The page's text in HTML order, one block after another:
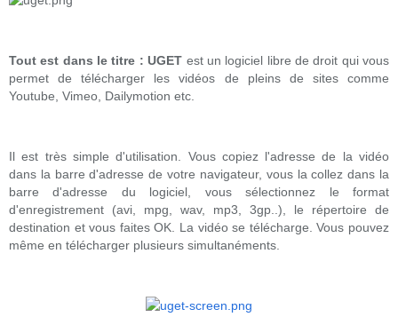
Tout est dans le titre : UGET est un logiciel libre de droit qui vous
permet de télécharger les vidéos de pleins de sites comme
Youtube, Vimeo, Dailymotion etc.
Il est très simple d'utilisation. Vous copiez l'adresse de la vidéo
dans la barre d'adresse de votre navigateur, vous la collez dans la
barre d'adresse du logiciel, vous sélectionnez le format
d'enregistrement (avi, mpg, wav, mp3, 3gp..), le répertoire de
destination et vous faites OK. La vidéo se télécharge. Vous pouvez
même en télécharger plusieurs simultanéments.